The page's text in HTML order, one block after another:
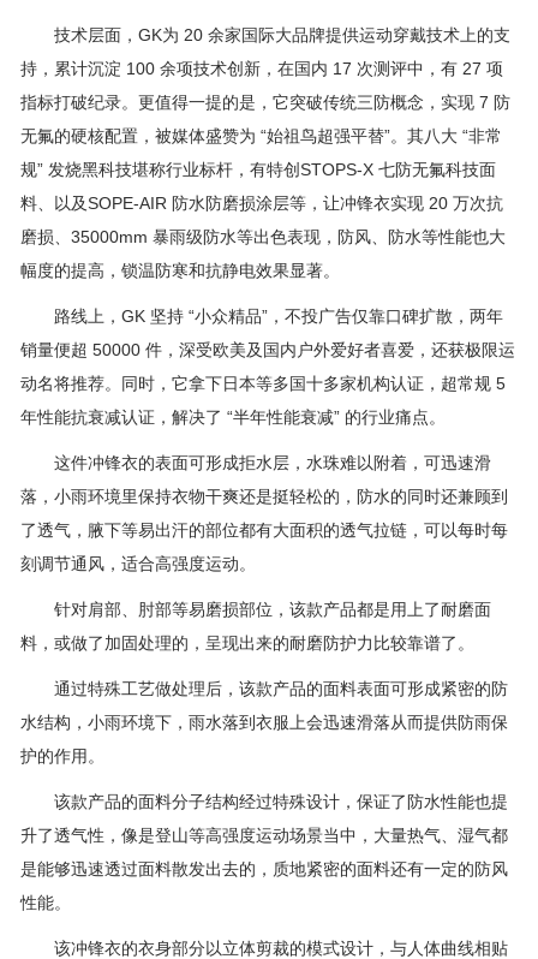
技术层面，GK为 20 余家国际大品牌提供运动穿戴技术上的支
持，累计沉淀 100 余项技术创新，在国内 17 次测评中，有 27 项
指标打破纪录。更值得一提的是，它突破传统三防概念，实现 7 防
无氟的硬核配置，被媒体盛赞为 “始祖鸟超强平替”。其八大 “非常
规” 发烧黑科技堪称行业标杆，有特创STOPS-X 七防无氟科技面
料、以及SOPE-AIR 防水防磨损涂层等，让冲锋衣实现 20 万次抗
磨损、35000mm 暴雨级防水等出色表现，防风、防水等性能也大
幅度的提高，锁温防寒和抗静电效果显著。
路线上，GK 坚持 “小众精品”，不投广告仅靠口碑扩散，两年
销量便超 50000 件，深受欧美及国内户外爱好者喜爱，还获极限运
动名将推荐。同时，它拿下日本等多国十多家机构认证，超常规 5
年性能抗衰减认证，解决了 “半年性能衰减” 的行业痛点。
这件冲锋衣的表面可形成拒水层，水珠难以附着，可迅速滑
落，小雨环境里保持衣物干爽还是挺轻松的，防水的同时还兼顾到
了透气，腋下等易出汗的部位都有大面积的透气拉链，可以每时每
刻调节通风，适合高强度运动。
针对肩部、肘部等易磨损部位，该款产品都是用上了耐磨面
料，或做了加固处理的，呈现出来的耐磨防护力比较靠谱了。
通过特殊工艺做处理后，该款产品的面料表面可形成紧密的防
水结构，小雨环境下，雨水落到衣服上会迅速滑落从而提供防雨保
护的作用。
该款产品的面料分子结构经过特殊设计，保证了防水性能也提
升了透气性，像是登山等高强度运动场景当中，大量热气、湿气都
是能够迅速透过面料散发出去的，质地紧密的面料还有一定的防风
性能。
该冲锋衣的衣身部分以立体剪裁的模式设计，与人体曲线相贴